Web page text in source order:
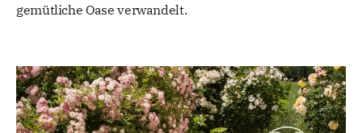
gemütliche Oase verwandelt.